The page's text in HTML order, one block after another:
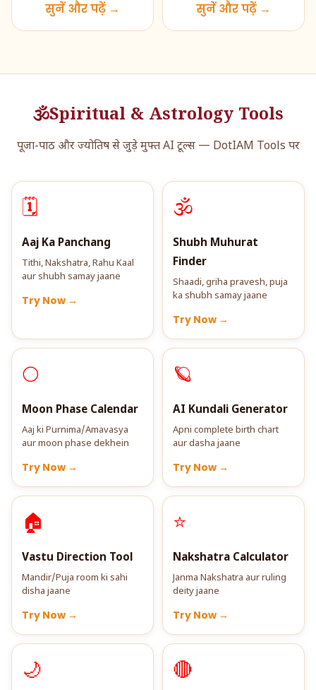
पूजा करते हुए ये गीत गाती
सुनें और पढ़ें →
तृतीया को मनाया जाता है।
सुनें और पढ़ें →
🕉️Spiritual & Astrology Tools
पूजा-पाठ और ज्योतिष से जुड़े मुफ्त AI टूल्स — DotIAM Tools पर
🗓️
Aaj Ka Panchang
Tithi, Nakshatra, Rahu Kaal
aur shubh samay jaane
Try Now →
🕉️
Shubh Muhurat
Finder
Shaadi, griha pravesh, puja
ka shubh samay jaane
Try Now →
🌕
Moon Phase Calendar
Aaj ki Purnima/Amavasya
aur moon phase dekhein
Try Now →
🪐
AI Kundali Generator
Apni complete birth chart
aur dasha jaane
Try Now →
🏠
Vastu Direction Tool
Mandir/Puja room ki sahi
disha jaane
Try Now →
⭐
Nakshatra Calculator
Janma Nakshatra aur ruling
deity jaane
Try Now →
🌙 🔴